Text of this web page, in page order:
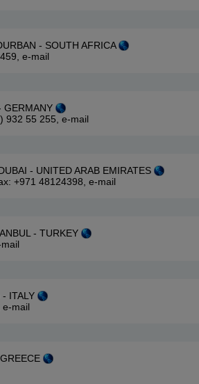
- SOUTH AFRICA
e-mail
GERMANY
932 55 255, e-mail
- UNITED ARAB EMIRATES
+971 48124398, e-mail
- TURKEY
ITALY
e-mail